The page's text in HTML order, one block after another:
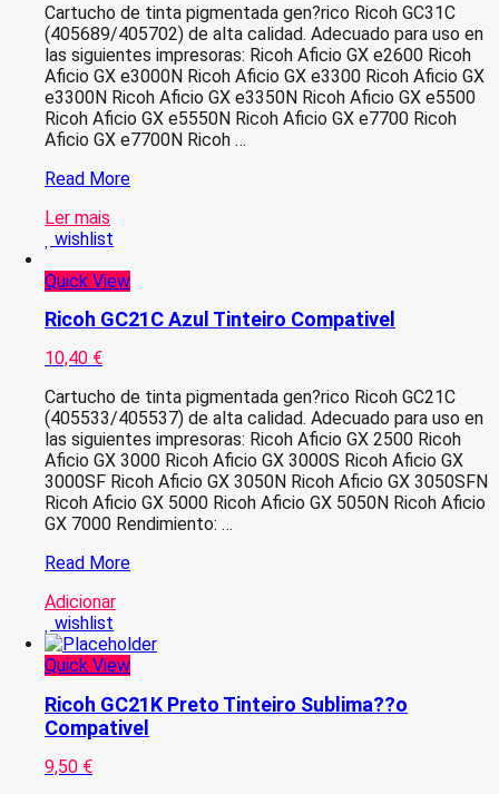
Cartucho de tinta pigmentada gen?rico Ricoh GC31C
(405689/405702) de alta calidad. Adecuado para uso en
las siguientes impresoras: Ricoh Aficio GX e2600 Ricoh
Aficio GX e3000N Ricoh Aficio GX e3300 Ricoh Aficio GX
e3300N Ricoh Aficio GX e3350N Ricoh Aficio GX e5500
Ricoh Aficio GX e5550N Ricoh Aficio GX e7700 Ricoh
Aficio GX e7700N Ricoh …
Ricoh
Azul
Tinteiro
Read More
Ler mais
wishlist
Quick View
Ricoh GC21C Azul Tinteiro Compativel
10,40 €
Cartucho de tinta pigmentada gen?rico Ricoh GC21C
(405533/405537) de alta calidad. Adecuado para uso en
las siguientes impresoras: Ricoh Aficio GX 2500 Ricoh
Aficio GX 3000 Ricoh Aficio GX 3000S Ricoh Aficio GX
3000SF Ricoh Aficio GX 3050N Ricoh Aficio GX 3050SFN
Ricoh Aficio GX 5000 Ricoh Aficio GX 5050N Ricoh Aficio
GX 7000 Rendimiento: …
Ricoh
Azul
Tinteiro
Compativel
Read More
Adicionar
wishlist
Quick View
Ricoh GC21K Preto Tinteiro Sublima??o
Compativel
9,50 €